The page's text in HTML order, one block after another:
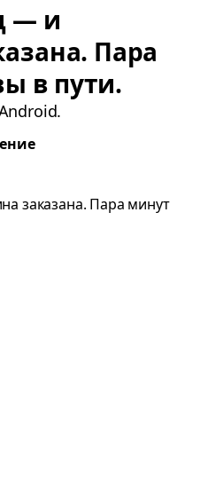
— и
Пара
в пути.